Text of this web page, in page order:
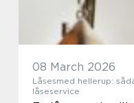
08 March 2026
Låsesmed hellerup:
låseservice